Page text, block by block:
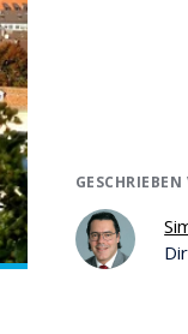
GESCHRIEBEN